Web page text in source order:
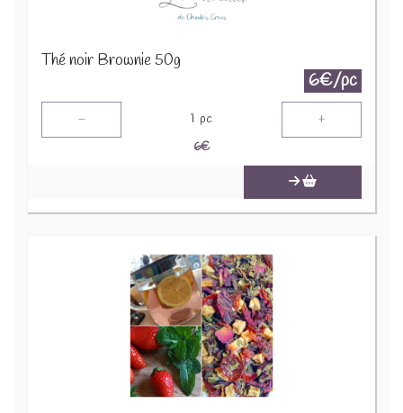
Thé noir Brownie 50g
6€/pc
- 1 pc +
6€